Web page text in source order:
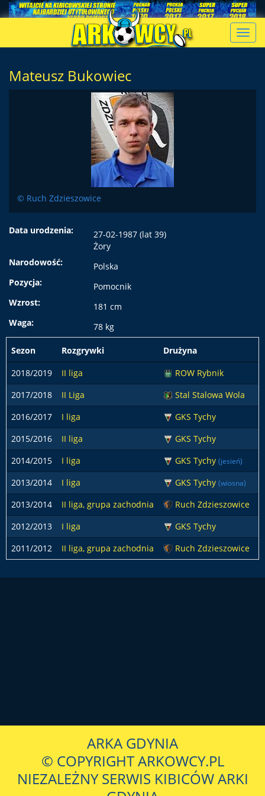
Mateusz Bukowiec
© Ruch Zdzieszowice
Data urodzenia:
27-02-1987 (lat 39)
Żory
Narodowość:
Polska
Pozycja:
Pomocnik
Wzrost:
181 cm
Waga:
78 kg
Sezon Rozgrywki Drużyna
2018/2019
II liga
ROW Rybnik
2017/2018
II Liga
Stal Stalowa Wola
2016/2017
I liga
GKS Tychy
2015/2016
II liga
GKS Tychy
2014/2015
I liga GKS Tychy (jesień)
2013/2014 I liga GKS Tychy (wiosna)
2013/2014 II liga, grupa zachodnia
Ruch Zdzieszowice
2012/2013
I liga
GKS Tychy
2011/2012
II liga, grupa zachodnia Ruch Zdzieszowice
ARKA GDYNIA
© COPYRIGHT ARKOWCY.PL
NIEZALEŻNY SERWIS KIBICÓW ARKI